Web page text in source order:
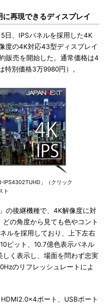
再現できるディスプレイ
日、IPSパネルを採用した4K
度の4K対応43型ディスプレイ
販売を開始した。通常価格は4
特別価格3万9980円）。
IPS4302TUHD」（クリック
ト
の後継機種で、4K解像度に対
の角度から見ても色やコント
ルを採用しており、上下左右
ビット、10.7億色表示パネル
く表示し、場面を問わず忠実
のリフレッシュレートによ
ポート、USBポート